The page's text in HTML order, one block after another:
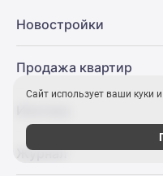
Новостройки
Продажа квартир
Журнал
Сайт использует ваши куки